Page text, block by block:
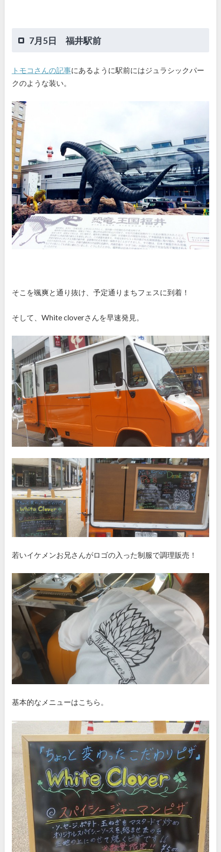
7月5日 福井駅前
トモコさんの記事にあるように駅前にはジュラシックパー
クのような装い。
そこを颯爽と通り抜け、予定通りまちフェスに到着！
そして、White cloverさんを早速発見。
若いイケメンお兄さんがロゴの入った制服で調理販売！
基本的なメニューはこちら。